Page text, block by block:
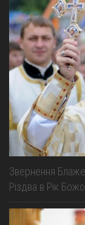
Звернення
Різдва в Рік